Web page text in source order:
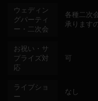
ウェディン
グパーティ
ー・二次会
各種二次
承ります
お祝い・サ
プライズ対
応
可
ライブショ
ー
なし